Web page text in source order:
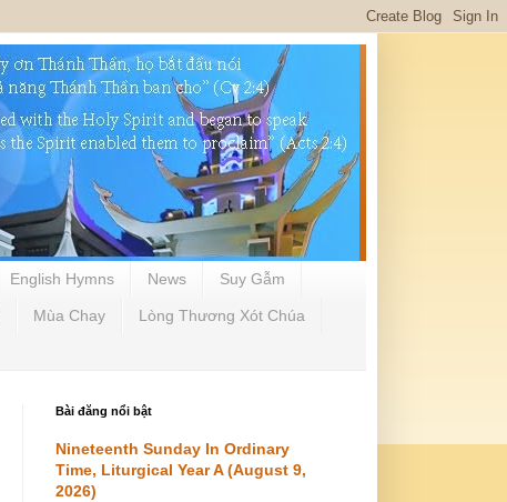
English Hymns News Suy Gẫm
Mùa Chay Lòng Thương Xót Chúa
Bài đăng nổi bật
Nineteenth Sunday In Ordinary
Time, Liturgical Year A (August 9,
2026)